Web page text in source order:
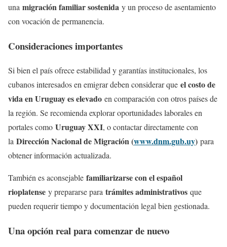
una migración familiar sostenida y un proceso de asentamiento
con vocación de permanencia.
Consideraciones importantes
Si bien el país ofrece estabilidad y garantías institucionales, los
cubanos interesados en emigrar deben considerar que el costo de
vida en Uruguay es elevado en comparación con otros países de
la región. Se recomienda explorar oportunidades laborales en
portales como Uruguay XXI, o contactar directamente con
la Dirección Nacional de Migración (www.dnm.gub.uy) para
obtener información actualizada.
También es aconsejable familiarizarse con el español
rioplatense y prepararse para trámites administrativos que
pueden requerir tiempo y documentación legal bien gestionada.
Una opción real para comenzar de nuevo